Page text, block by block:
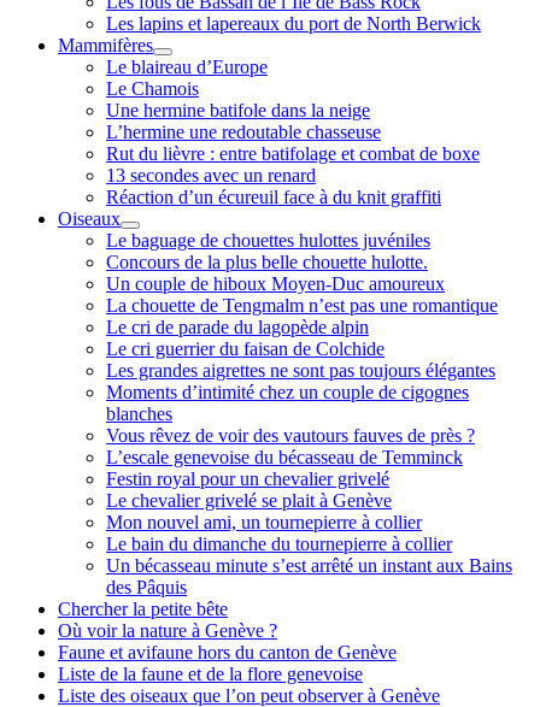
Les lapins et lapereaux du port de North Berwick
Mammifères
ouvrir
menu
Le blaireau d’Europe
Le Chamois
Une hermine batifole dans la neige
L’hermine une redoutable chasseuse
Rut du lièvre : entre batifolage et combat de boxe
13 secondes avec un renard
Réaction d’un écureuil face à du knit graffiti
Oiseaux
ouvrir
menu
Le baguage de chouettes hulottes juvéniles
Concours de la plus belle chouette hulotte.
Un couple de hiboux Moyen-Duc amoureux
La chouette de Tengmalm n’est pas une romantique
Le cri de parade du lagopède alpin
Le cri guerrier du faisan de Colchide
Les grandes aigrettes ne sont pas toujours élégantes
Moments d’intimité chez un couple de cigognes
blanches
Vous rêvez de voir des vautours fauves de près ?
L’escale genevoise du bécasseau de Temminck
Festin royal pour un chevalier grivelé
Le chevalier grivelé se plait à Genève
Mon nouvel ami, un tournepierre à collier
Le bain du dimanche du tournepierre à collier
Un bécasseau minute s’est arrêté un instant aux Bains
des Pâquis
Chercher la petite bête
Où voir la nature à Genève ?
Faune et avifaune hors du canton de Genève
Liste de la faune et de la flore genevoise
Liste des oiseaux que l’on peut observer à Genève